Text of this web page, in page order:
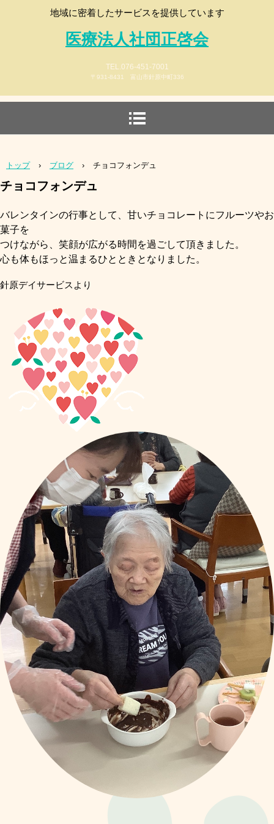
医療法人社団正啓会
地域に密着したサービスを提供しています
TEL.076-451-7001
〒931-8431 富山市針原中町336
トップ › ブログ › チョコフォンデュ
チョコフォンデュ
バレンタインの行事として、甘いチョコレートにフルーツやお
菓子を
つけながら、笑顔が広がる時間を過ごして頂きました。
心も体もほっと温まるひとときとなりました。
針原デイサービスより